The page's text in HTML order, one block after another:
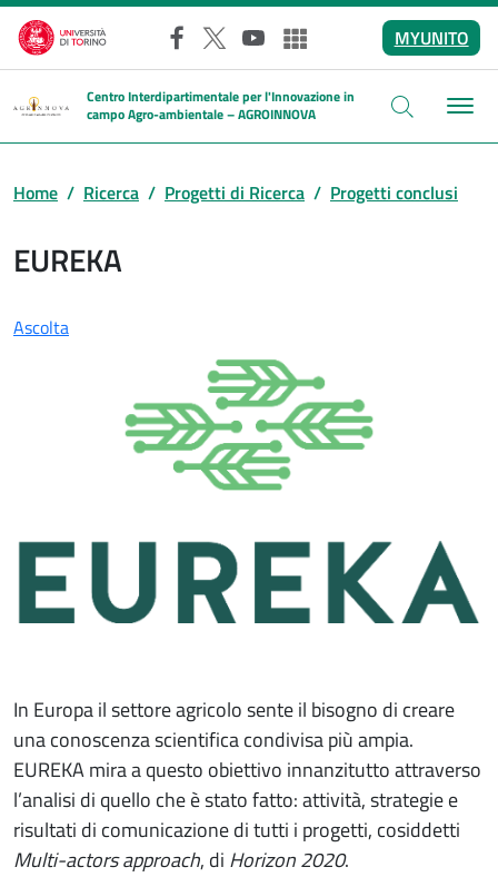
Salta al contenuto principale
Facebook
X YouTubeAltri social
MYUNITO
Centro Interdipartimentale per l'Innovazione in
campo Agro-ambientale – AGROINNOVA
Home Ricerca Progetti di Ricerca Progetti conclusi
EUREKA
Ascolta
In Europa il settore agricolo sente il bisogno di creare
una conoscenza scientifica condivisa più ampia.
EUREKA mira a questo obiettivo innanzitutto attraverso
l’analisi di quello che è stato fatto: attività, strategie e
risultati di comunicazione di tutti i progetti, cosiddetti
Multi-actors approach, di Horizon 2020.